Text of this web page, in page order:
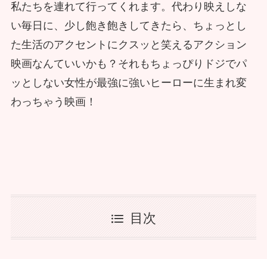
私たちを連れて行ってくれます。代わり映えしな
い毎日に、少し飽き飽きしてきたら、ちょっとし
た生活のアクセントにクスッと笑えるアクション
映画なんていいかも？それもちょっぴりドジでパ
ッとしない女性が最強に強いヒーローに生まれ変
わっちゃう映画！
目次